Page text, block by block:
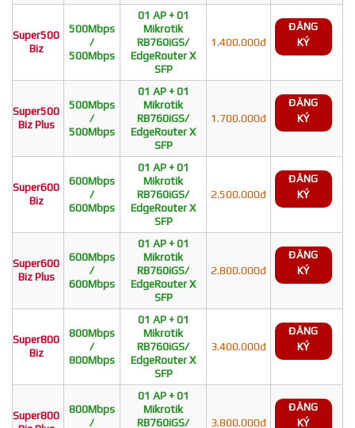
Super500
Biz
500Mbps
/
500Mbps
01 AP + 01
Mikrotik
RB760iGS/
EdgeRouter X
SFP
1.400.000đ
ĐĂNG
KÝ
Super500
Biz Plus
500Mbps
/
500Mbps
01 AP + 01
Mikrotik
RB760iGS/
EdgeRouter X
SFP
1.700.000đ
ĐĂNG
KÝ
Super600
Biz
600Mbps
/
600Mbps
01 AP + 01
Mikrotik
RB760iGS/
EdgeRouter X
SFP
2.500.000đ
ĐĂNG
KÝ
Super600
Biz Plus
600Mbps
/
600Mbps
01 AP + 01
Mikrotik
RB760iGS/
EdgeRouter X
SFP
2.800.000đ
ĐĂNG
KÝ
Super800
Biz
800Mbps
/
800Mbps
01 AP + 01
Mikrotik
RB760iGS/
EdgeRouter X
SFP
3.400.000đ
ĐĂNG
KÝ
Super800
800Mbps
/
01 AP + 01
Mikrotik
RB760iGS/
3.800.000đ
ĐĂNG
KÝ